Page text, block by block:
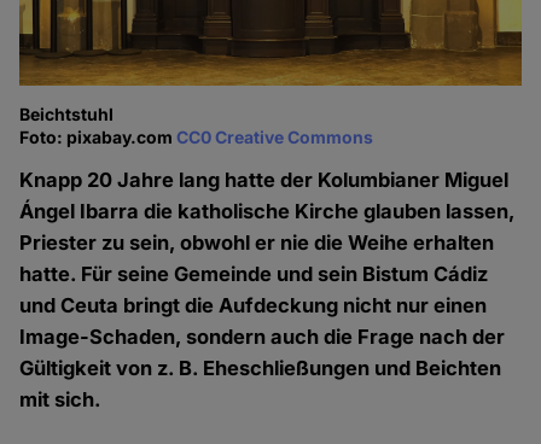
Beichtstuhl
Foto: pixabay.comCC0 Creative Commons
Knapp 20 Jahre lang hatte der Kolumbianer Miguel
Ángel Ibarra die katholische Kirche glauben lassen,
Priester zu sein, obwohl er nie die Weihe erhalten
hatte. Für seine Gemeinde und sein Bistum Cádiz
und Ceuta bringt die Aufdeckung nicht nur einen
Image-Schaden, sondern auch die Frage nach der
Gültigkeit von z. B. Eheschließungen und Beichten
mit sich.